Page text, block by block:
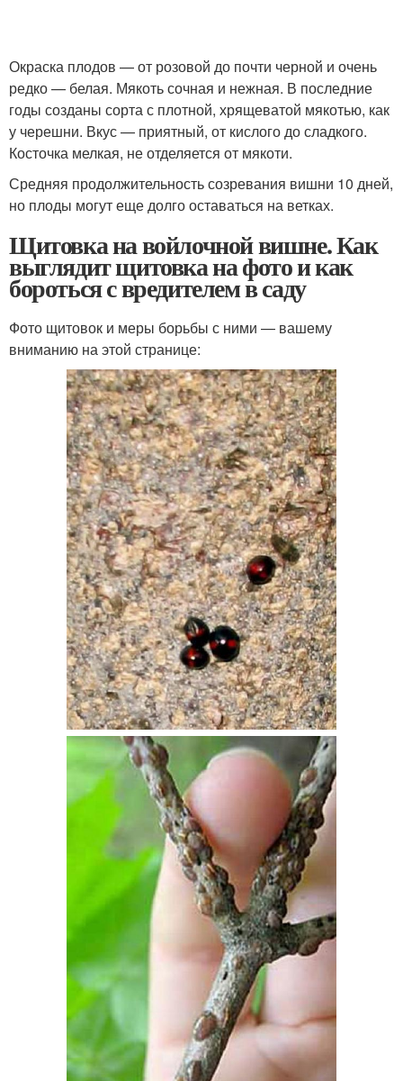
Окраска плодов — от розовой до почти черной и очень
редко — белая. Мякоть сочная и нежная. В последние
годы созданы сорта с плотной, хрящеватой мякотью, как
у черешни. Вкус — приятный, от кислого до сладкого.
Косточка мелкая, не отделяется от мякоти.
Средняя продолжительность созревания вишни 10 дней,
но плоды могут еще долго оставаться на ветках.
Щитовка на войлочной вишне. Как
выглядит щитовка на фото и как
бороться с вредителем в саду
Фото щитовок и меры борьбы с ними — вашему
вниманию на этой странице: